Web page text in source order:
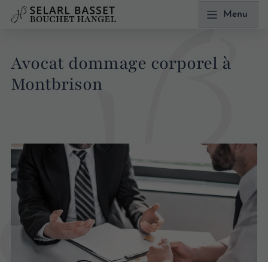
Menu
Avocat dommage corporel à
Montbrison